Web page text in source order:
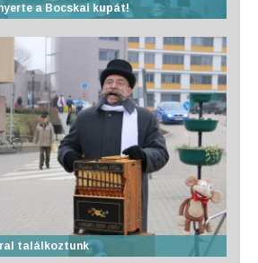
a Bocskai kupát!
találkoztunk